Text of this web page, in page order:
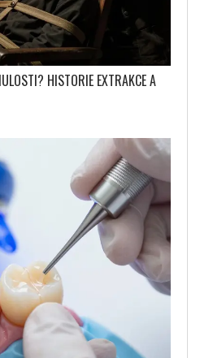
HISTORIE EXTRAKCE A